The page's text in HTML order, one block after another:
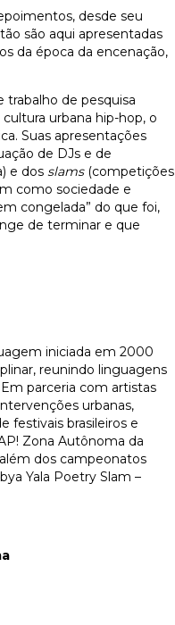
desde seu
são aqui apresentadas
da época da encenação,
trabalho de pesquisa
urbana hip-hop, o
Suas apresentações
de DJs e de
e dos slams (competições
como sociedade e
congelada” do que foi,
de terminar e que
iniciada em 2000
reunindo linguagens
parceria com artistas
urbanas,
festivais brasileiros e
Zona Autônoma da
além dos campeonatos
Yala Poetry Slam –